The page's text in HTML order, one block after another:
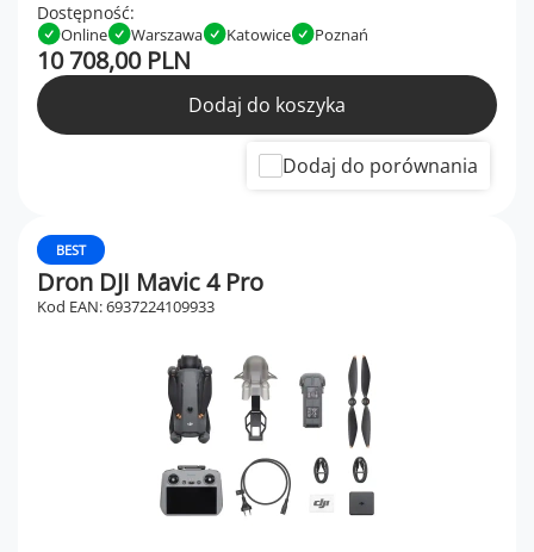
Dostępność:
Online Warszawa Katowice Poznań
10 708,00 PLN
Dodaj do koszyka
Dodaj do porównania
BEST
Dron DJI Mavic 4 Pro
Kod EAN: 6937224109933